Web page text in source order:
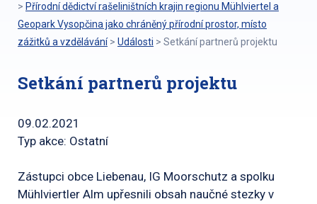
> Přírodní dědictví rašeliništních krajin regionu Mühlviertel a
Geopark Vysopčina jako chráněný přírodní prostor, místo
zážitků a vzdělávání > Události > Setkání partnerů projektu
Setkání partnerů projektu
09.02.2021
Typ akce: Ostatní
Zástupci obce Liebenau, IG Moorschutz a spolku
Mühlviertler Alm upřesnili obsah naučné stezky v